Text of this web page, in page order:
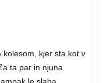
kolesom, kjer sta kot v
ta par in njuna
le slaba